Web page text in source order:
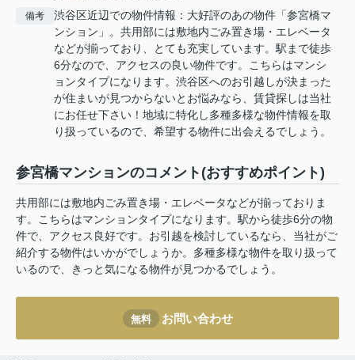
備考
渋谷区近辺での物件情報：大好評のあの物件「参宮橋マ
ンション」。共用部には敷地内ごみ置き場・エレベータ
などが揃っており、とても充実しています。駅まで徒歩
6分なので、アクセスの良い物件です。こちらはマンシ
ョンタイプになります。渋谷区へのお引越しが決まった
が住まいが見つからないとお悩みなら、賃貸探しは当社
にお任せ下さい！地域に特化し多種多様な物件情報を取
り扱っているので、希望する物件に出会えるでしょう。
参宮橋マンションのコメント(おすすめポイント)
共用部には敷地内ごみ置き場・エレベータなどが揃っておりま
す。こちらはマンションタイプになります。駅から徒歩6分の物
件で、アクセス良好です。お引越を検討しているなら、当社がご
紹介する物件はいかがでしょうか。多種多様な物件を取り扱って
いるので、きっと気になる物件が見つかるでしょう。
無料 お問い合わせ